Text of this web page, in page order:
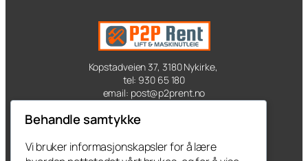
Kopstadveien 37, 3180 Nykirke,
tel: 930 65 180
email: post@p2prent.no
Kontakt oss
Produkter
Behandle samtykke
Vi bruker informasjonskapsler for å lære